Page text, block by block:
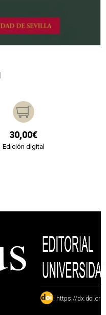
30,00€
Edición digital
: https://